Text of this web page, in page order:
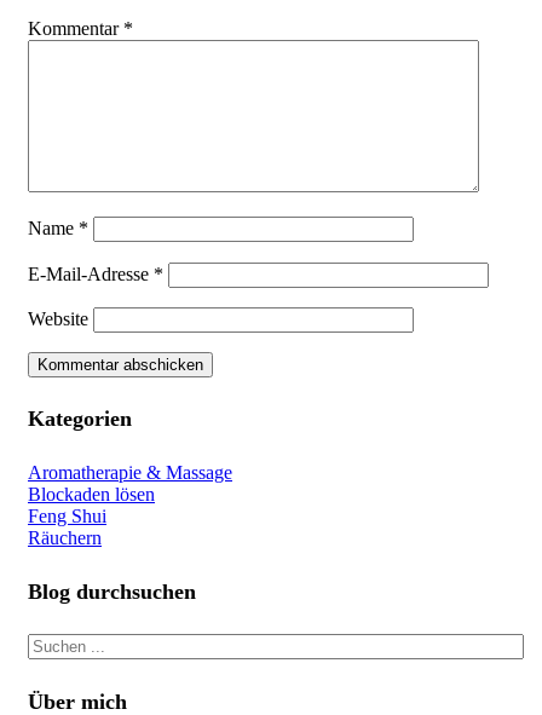
Kommentar *
Name *
E-Mail-Adresse *
Website
Kategorien
Aromatherapie & Massage
Blockaden lösen
Feng Shui
Räuchern
Blog durchsuchen
Über mich